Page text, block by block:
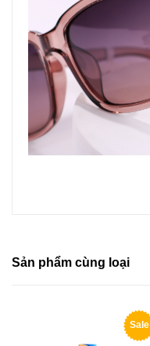
Sản phẩm cùng loại
Sale